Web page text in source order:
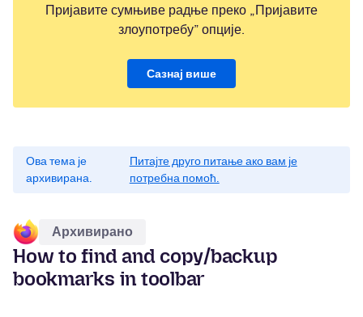
Пријавите сумњиве радње преко „Пријавите
злоупотребу” опције.
Сазнај више
Ова тема је
архивирана.
Питајте друго питање ако вам је
потребна помоћ.
Архивирано
How to find and copy/backup
bookmarks in toolbar